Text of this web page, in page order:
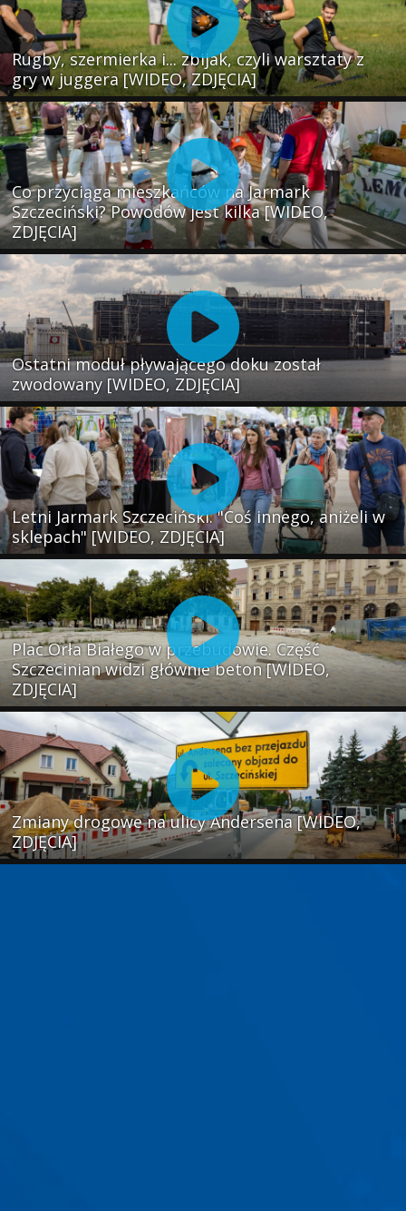
Rugby, szermierka i... zbijak, czyli warsztaty z
gry w juggera [WIDEO, ZDJĘCIA]
Co przyciąga mieszkańców na Jarmark
Szczeciński? Powodów jest kilka [WIDEO,
ZDJĘCIA]
Ostatni moduł pływającego doku został
zwodowany [WIDEO, ZDJĘCIA]
Letni Jarmark Szczeciński. "Coś innego, aniżeli w
sklepach" [WIDEO, ZDJĘCIA]
Plac Orła Białego w przebudowie. Część
Szczecinian widzi głównie beton [WIDEO,
ZDJĘCIA]
Zmiany drogowe na ulicy Andersena [WIDEO,
ZDJĘCIA]